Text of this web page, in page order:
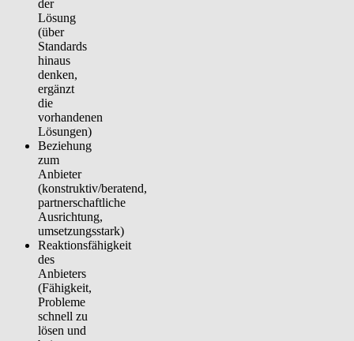
der
Lösung
(über
Standards
hinaus
denken,
ergänzt
die
vorhandenen
Lösungen)
Beziehung
zum
Anbieter
(konstruktiv/beratend,
partnerschaftliche
Ausrichtung,
umsetzungsstark)
Reaktionsfähigkeit
des
Anbieters
(Fähigkeit,
Probleme
schnell zu
lösen und